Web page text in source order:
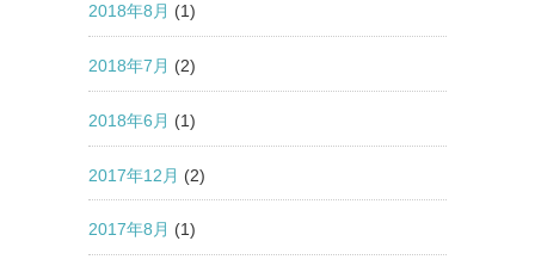
2018年8月 (1)
2018年7月 (2)
2018年6月 (1)
2017年12月 (2)
2017年8月 (1)